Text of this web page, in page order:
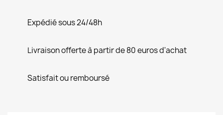
Expédié sous 24/48h
Livraison offerte à partir de 80 euros d'achat
Satisfait ou remboursé